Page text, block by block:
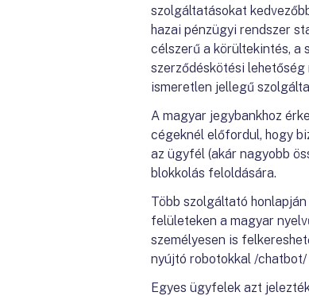
szolgáltatásokat
hazai pénzügyi rendszer
célszerű a körültekintés, a
szerződéskötési lehetőség
ismeretlen jellegű
A magyar jegybankhoz
cégeknél előfordul, hogy
az ügyfél (akár nagyobb
blokkolás feloldására.
Több szolgáltató
felületeken a magyar
személyesen is
nyújtó robotokkal /chatbot/
Egyes ügyfelek azt